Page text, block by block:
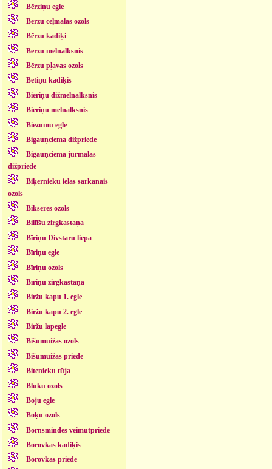
Bērziņu egle
Bērzu ceļmalas ozols
Bērzu kadiķi
Bērzu melnalksnis
Bērzu pļavas ozols
Bētiņu kadiķis
Bieriņu dižmelnalksnis
Bieriņu melnalksnis
Biezumu egle
Bigauņciema dižpriede
Bigauņciema jūrmalas
dižpriede
Biķernieku ielas sarkanais
ozols
Biksēres ozols
Billīšu zirgkastaņa
Bīriņu Divstaru liepa
Bīriņu egle
Bīriņu ozols
Bīriņu zirgkastaņa
Biržu kapu 1. egle
Biržu kapu 2. egle
Biržu lapegle
Bišumuižas ozols
Bišumuižas priede
Bitenieku tūja
Bluku ozols
Boju egle
Boķu ozols
Bornsmindes veimutpriede
Borovkas kadiķis
Borovkas priede